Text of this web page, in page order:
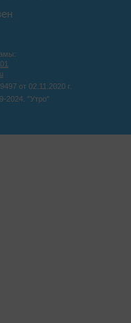
от 02.11.2020 г.
2024. "Утро"